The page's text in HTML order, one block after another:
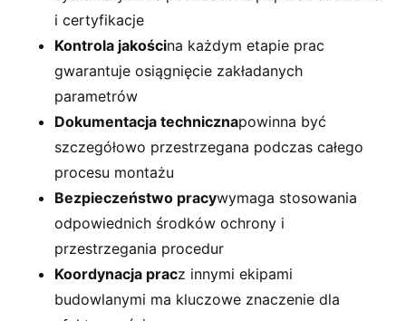
i certyfikacje
Kontrola jakościna każdym etapie prac
gwarantuje osiągnięcie zakładanych
parametrów
Dokumentacja technicznapowinna być
szczegółowo przestrzegana podczas całego
procesu montażu
Bezpieczeństwo pracywymaga stosowania
odpowiednich środków ochrony i
przestrzegania procedur
Koordynacja pracz innymi ekipami
budowlanymi ma kluczowe znaczenie dla